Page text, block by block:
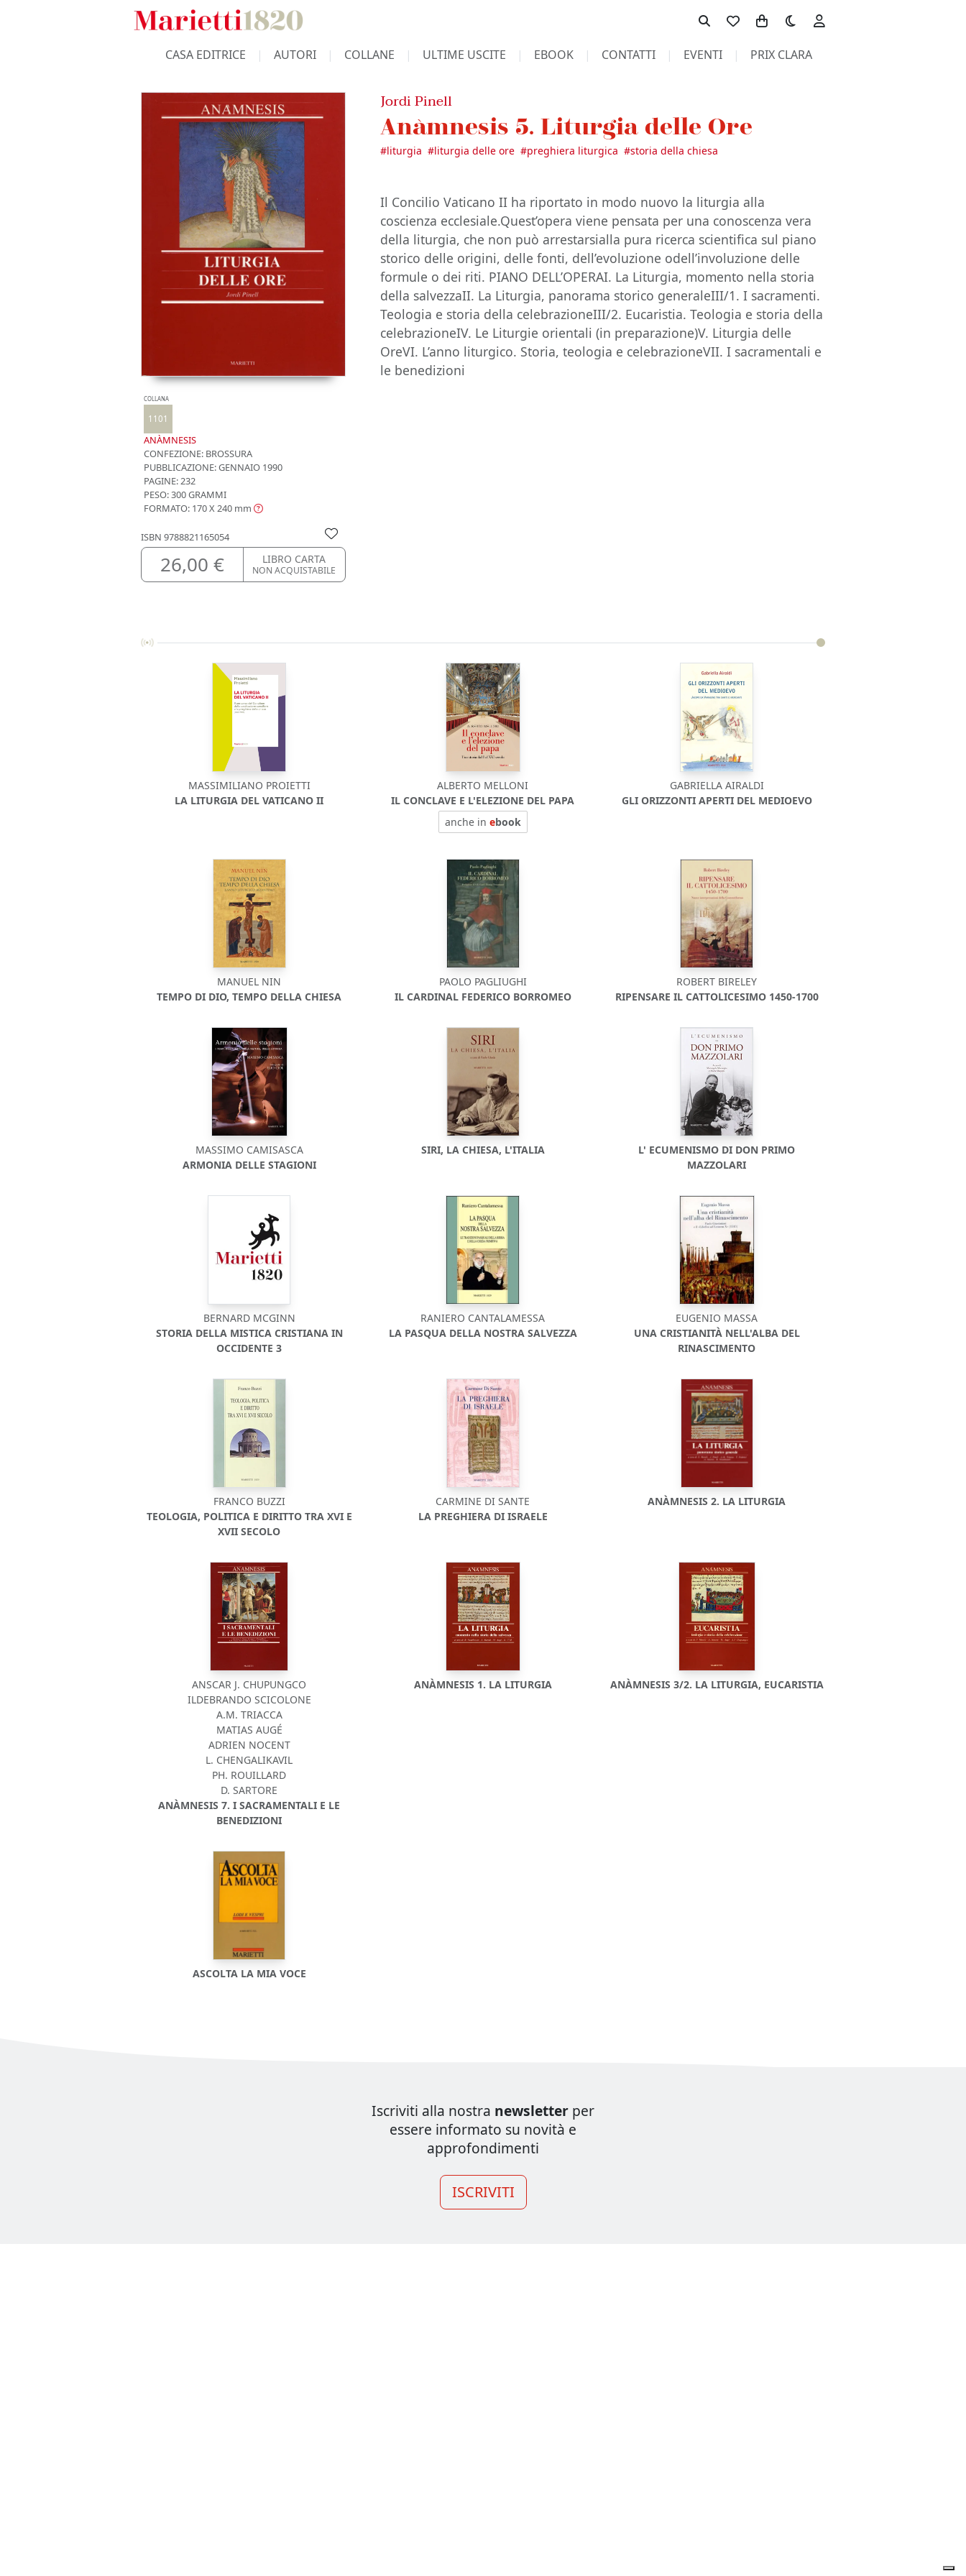
Toggle theme
CASA EDITRICE AUTORI COLLANE ULTIME USCITE EBOOK CONTATTI EVENTI PRIX CLARA
COLLANA
1101
ANÀMNESIS
CONFEZIONE: BROSSURA
PUBBLICAZIONE:GENNAIO 1990
PAGINE: 232
PESO: 300 GRAMMI
FORMATO: 170 X 240 mm
ISBN 9788821165054
26,00 € LIBRO CARTA
NON ACQUISTABILE
Jordi Pinell
Anàmnesis 5. Liturgia delle Ore
#liturgia #liturgia delle ore #preghiera liturgica #storia della chiesa
Il Concilio Vaticano II ha riportato in modo nuovo la liturgia alla
coscienza ecclesiale.Quest’opera viene pensata per una conoscenza vera
della liturgia, che non può arrestarsialla pura ricerca scientifica sul piano
storico delle origini, delle fonti, dell’evoluzione odell’involuzione delle
formule o dei riti. PIANO DELL’OPERAI. La Liturgia, momento nella storia
della salvezzaII. La Liturgia, panorama storico generaleIII/1. I sacramenti.
Teologia e storia della celebrazioneIII/2. Eucaristia. Teologia e storia della
celebrazioneIV. Le Liturgie orientali (in preparazione)V. Liturgia delle
OreVI. L’anno liturgico. Storia, teologia e celebrazioneVII. I sacramentali e
le benedizioni
MASSIMILIANO PROIETTI
LA LITURGIA DEL VATICANO II
ALBERTO MELLONI
IL CONCLAVE E L'ELEZIONE DEL PAPA
anche in ebook
GABRIELLA AIRALDI
GLI ORIZZONTI APERTI DEL MEDIOEVO
MANUEL NIN
TEMPO DI DIO, TEMPO DELLA CHIESA
PAOLO PAGLIUGHI
IL CARDINAL FEDERICO BORROMEO
ROBERT BIRELEY
RIPENSARE IL CATTOLICESIMO 1450-1700
MASSIMO CAMISASCA
ARMONIA DELLE STAGIONI
SIRI, LA CHIESA, L'ITALIA
L' ECUMENISMO DI DON PRIMO
MAZZOLARI
BERNARD MCGINN
STORIA DELLA MISTICA CRISTIANA IN
OCCIDENTE 3
RANIERO CANTALAMESSA
LA PASQUA DELLA NOSTRA SALVEZZA
EUGENIO MASSA
UNA CRISTIANITÀ NELL'ALBA DEL
RINASCIMENTO
FRANCO BUZZI
TEOLOGIA, POLITICA E DIRITTO TRA XVI E
XVII SECOLO
CARMINE DI SANTE
LA PREGHIERA DI ISRAELE
ANÀMNESIS 2. LA LITURGIA
ANSCAR J. CHUPUNGCO
ILDEBRANDO SCICOLONE
A.M. TRIACCA
MATIAS AUGÉ
ADRIEN NOCENT
L. CHENGALIKAVIL
PH. ROUILLARD
D. SARTORE
ANÀMNESIS 7. I SACRAMENTALI E LE
BENEDIZIONI
ANÀMNESIS 1. LA LITURGIA ANÀMNESIS 3/2. LA LITURGIA, EUCARISTIA
ASCOLTA LA MIA VOCE
Iscriviti alla nostra newsletter per
essere informato su novità e
approfondimenti
ISCRIVITI